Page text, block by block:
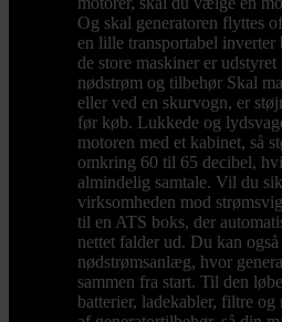
Og skal generatoren flyttes
en lille transportabel inverter
de store maskiner er
nødstrøm og tilbehør Skal
eller ved en skurvogn, er
før køb. Lukkede og
motoren med et kabinet, så
omkring 60 til 65 decibel,
almindelig samtale. Vil du
virksomheden mod
til en ATS boks, der
nettet falder ud. Du kan
nødstrømsanlæg, hvor
sammen fra start. Til den
batterier, ladekabler, filtre og